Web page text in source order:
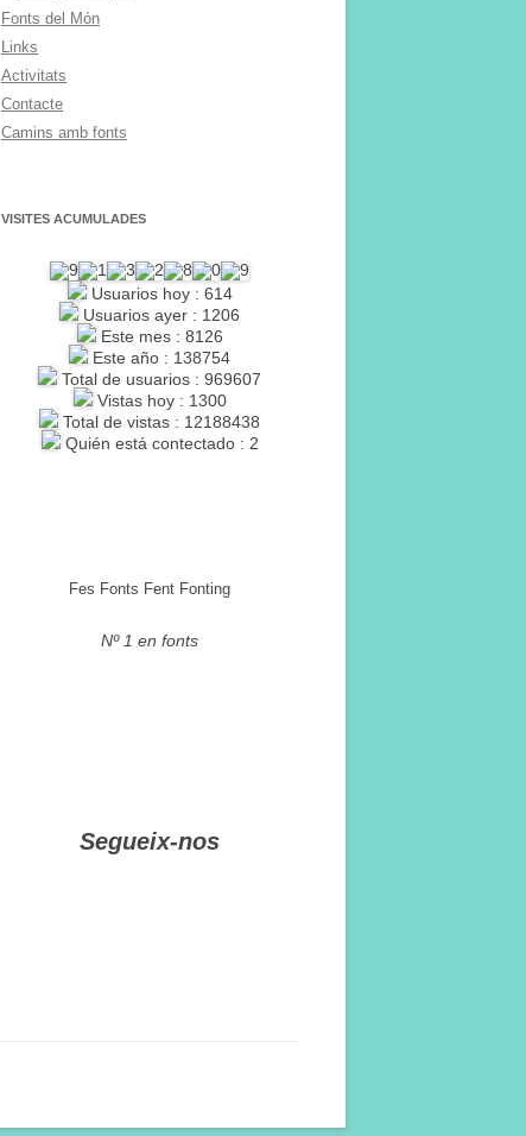
Fonts del Món
Links
Activitats
Contacte
Camins amb fonts
VISITES ACUMULADES
Usuarios hoy : 614
Usuarios ayer : 1206
Este mes : 8126
Este año : 138754
Total de usuarios : 969607
Vistas hoy : 1300
Total de vistas : 12188438
Quién está contectado : 2
Fes Fonts Fent Fonting
Nº 1 en fonts
Segueix-nos